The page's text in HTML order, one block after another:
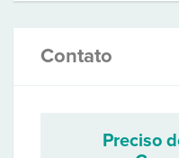
Contato
Preciso